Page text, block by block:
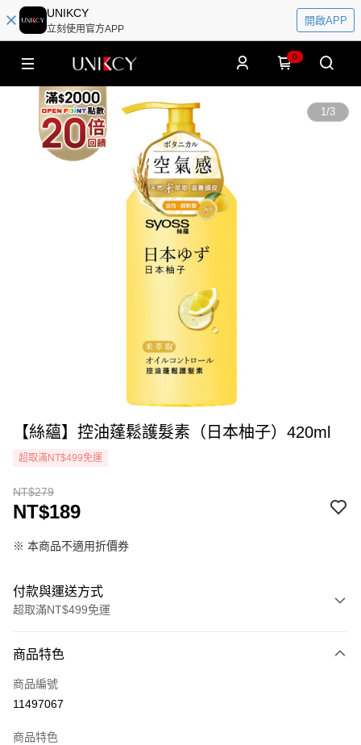
UNIKCY
立刻使用官方APP
開啟APP
0
1/3
【絲蘊】控油蓬鬆護髮素（日本柚子）420ml
超取滿NT$499免運
NT$279
NT$189
※ 本商品不適用折價券
付款與運送方式
超取滿NT$499免運
icash Pay
信用卡一次付款
商品特色
商品編號
11497067
商品特色